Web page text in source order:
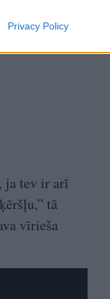
Privacy Policy
ja tev ir arī
tā
vīrieša